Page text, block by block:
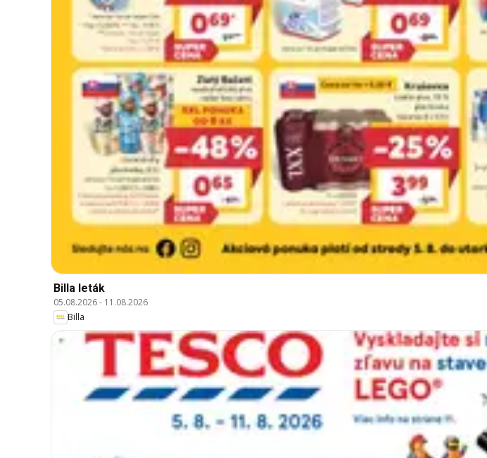
Billa leták
05.08.2026- 11.08.2026
Billa